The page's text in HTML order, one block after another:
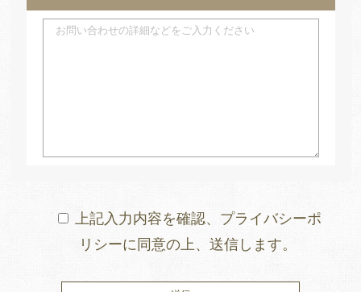
上記入力内容を確認、プライバシーポ
リシーに同意の上、送信します。